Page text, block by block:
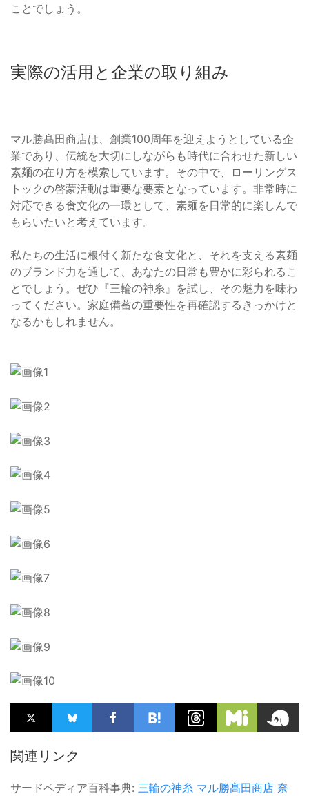
ことでしょう。
実際の活用と企業の取り組み
マル勝髙田商店は、創業100周年を迎えようとしている企
業であり、伝統を大切にしながらも時代に合わせた新しい
素麺の在り方を模索しています。その中で、ローリングス
トックの啓蒙活動は重要な要素となっています。非常時に
対応できる食文化の一環として、素麺を日常的に楽しんで
もらいたいと考えています。
私たちの生活に根付く新たな食文化と、それを支える素麺
のブランド力を通して、あなたの日常も豊かに彩られるこ
とでしょう。ぜひ『三輪の神糸』を試し、その魅力を味わ
ってください。家庭備蓄の重要性を再確認するきっかけと
なるかもしれません。
関連リンク
サードペディア百科事典: 三輪の神糸 マル勝髙田商店 奈